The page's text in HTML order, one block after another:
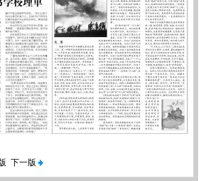
下一版